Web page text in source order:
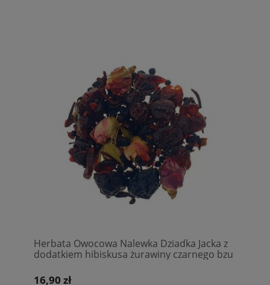
Herbata Owocowa Nalewka Dziadka Jacka z
dodatkiem hibiskusa żurawiny czarnego bzu
16,90 zł